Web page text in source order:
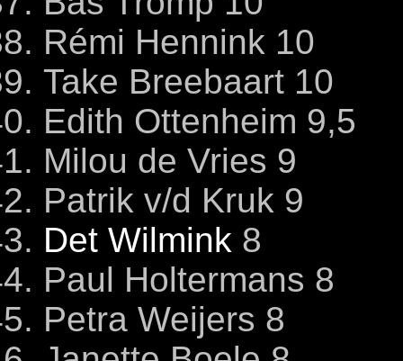
Rémi Hennink 10
Take Breebaart 10
Edith Ottenheim 9,5
Milou de Vries 9
Patrik v/d Kruk 9
Det Wilmink 8
Paul Holtermans 8
Petra Weijers 8